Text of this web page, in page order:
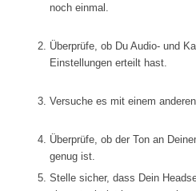
noch einmal.
Überprüfe, ob Du Audio- und
Einstellungen erteilt hast.
Versuche es mit einem
Überprüfe, ob der Ton an
genug ist.
Stelle sicher, dass Dein